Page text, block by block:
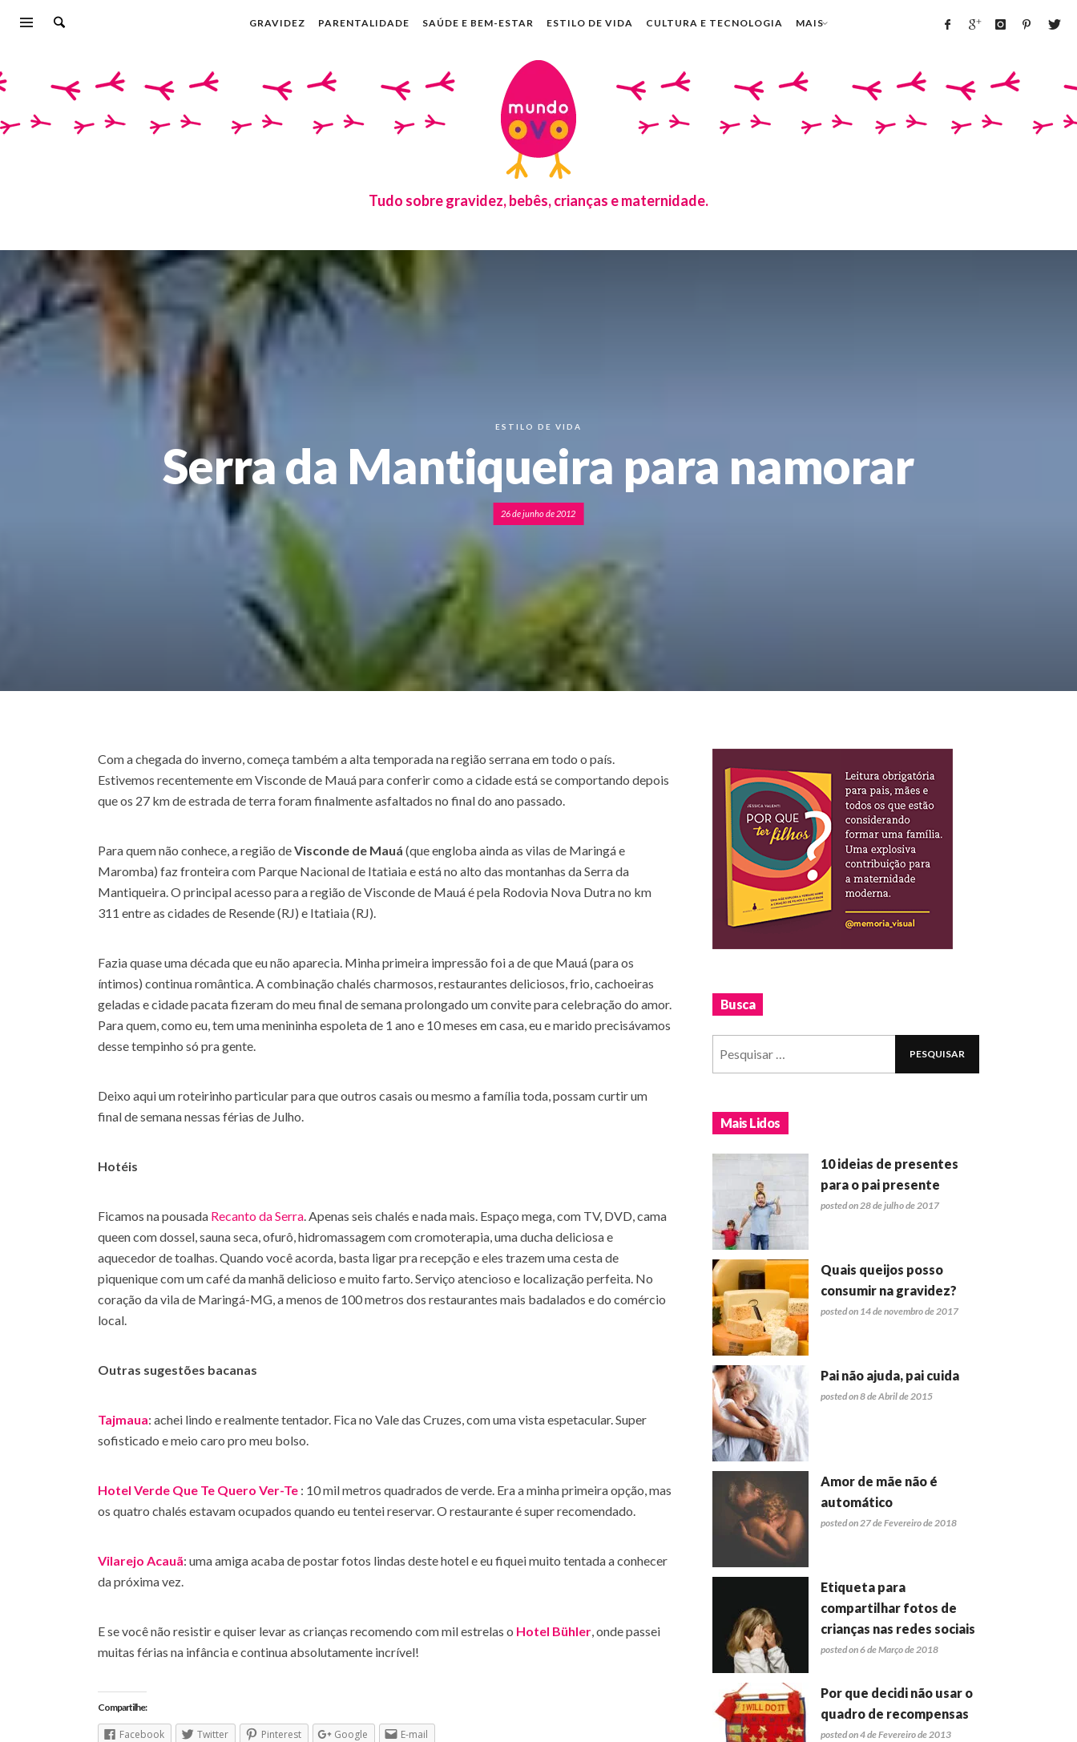
GRAVIDEZ PARENTALIDADE SAÚDE E BEM-ESTAR ESTILO DE VIDA CULTURA E TECNOLOGIA MAIS
Tudo sobre gravidez, bebês, crianças e maternidade.
ESTILO DE VIDA
Serra da Mantiqueira para namorar
26 de junho de 2012
Com a chegada do inverno, começa também a alta temporada na região serrana em todo o país.
Estivemos recentemente em Visconde de Mauá para conferir como a cidade está se comportando depois
que os 27 km de estrada de terra foram finalmente asfaltados no final do ano passado.
Para quem não conhece, a região deVisconde de Mauá (que engloba ainda as vilas de Maringá e
Maromba) faz fronteira com Parque Nacional de Itatiaia e está no alto das montanhas da Serra da
Mantiqueira. O principal acesso para a região de Visconde de Mauá é pela Rodovia Nova Dutra no km
311 entre as cidades de Resende (RJ) e Itatiaia (RJ).
Fazia quase uma década que eu não aparecia. Minha primeira impressão foi a de que Mauá (para os
íntimos) continua romântica. A combinação chalés charmosos, restaurantes deliciosos, frio, cachoeiras
geladas e cidade pacata fizeram do meu final de semana prolongado um convite para celebração do amor.
Para quem, como eu, tem uma menininha espoleta de 1 ano e 10 meses em casa, eu e marido precisávamos
desse tempinho só pra gente.
Deixo aqui um roteirinho particular para que outros casais ou mesmo a família toda, possam curtir um
final de semana nessas férias de Julho.
Hotéis
Ficamos na pousada Recanto da Serra. Apenas seis chalés e nada mais. Espaço mega, com TV, DVD, cama
queen com dossel, sauna seca, ofurô, hidromassagem com cromoterapia, uma ducha deliciosa e
aquecedor de toalhas. Quando você acorda, basta ligar pra recepção e eles trazem uma cesta de
piquenique com um café da manhã delicioso e muito farto. Serviço atencioso e localização perfeita. No
coração da vila de Maringá-MG, a menos de 100 metros dos restaurantes mais badalados e do comércio
local.
Outras sugestões bacanas
Tajmaua: achei lindo e realmente tentador. Fica no Vale das Cruzes, com uma vista espetacular. Super
sofisticado e meio caro pro meu bolso.
Hotel Verde Que Te Quero Ver-Te : 10 mil metros quadrados de verde. Era a minha primeira opção, mas
os quatro chalés estavam ocupados quando eu tentei reservar. O restaurante é super recomendado.
Vilarejo Acauã: uma amiga acaba de postar fotos lindas deste hotel e eu fiquei muito tentada a conhecer
da próxima vez.
E se você não resistir e quiser levar as crianças recomendo com mil estrelas o Hotel Bühler, onde passei
muitas férias na infância e continua absolutamente incrível!
Compartilhe:
Facebook Twitter Pinterest Google E-mail
Busca
Mais Lidos
10 ideias de presentes
para o pai presente
posted on 28 de julho de 2017
Quais queijos posso
consumir na gravidez?
posted on 14 de novembro de 2017
Pai não ajuda, pai cuida
posted on 8 de Abril de 2015
Amor de mãe não é
automático
posted on 27 de Fevereiro de 2018
Etiqueta para
compartilhar fotos de
crianças nas redes sociais
posted on 6 de Março de 2018
Por que decidi não usar o
quadro de recompensas
posted on 4 de Fevereiro de 2013